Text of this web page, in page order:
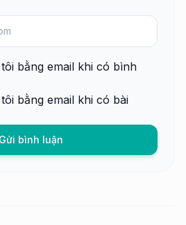
bằng email khi có bình
bằng email khi có bài
Gửi bình luận